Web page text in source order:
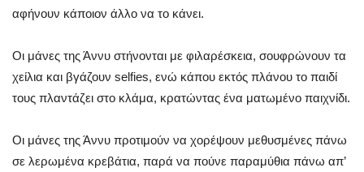
αφήνουν κάποιον άλλο να το κάνει.
Οι μάνες της Άννυ στήνονται με φιλαρέσκεια, σουφρώνουν τα
χείλια και βγάζουν selfies, ενώ κάπου εκτός πλάνου το παιδί
τους πλαντάζει στο κλάμα, κρατώντας ένα ματωμένο παιχνίδι.
Οι μάνες της Άννυ προτιμούν να χορέψουν μεθυσμένες πάνω
σε λερωμένα κρεβάτια, παρά να πούνε παραμύθια πάνω απ’